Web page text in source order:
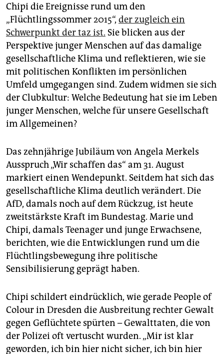
Chipi die Ereignisse rund um den
„Flüchtlingssommer 2015“, der zugleich ein
Schwerpunkt der taz ist. Sie blicken aus der
Perspektive junger Menschen auf das damalige
gesellschaftliche Klima und reflektieren, wie sie
mit politischen Konflikten im persönlichen
Umfeld umgegangen sind. Zudem widmen sie sich
der Clubkultur: Welche Bedeutung hat sie im Leben
junger Menschen, welche für unsere Gesellschaft
im Allgemeinen?
Das zehnjährige Jubiläum von Angela Merkels
Ausspruch „Wir schaffen das“ am 31. August
markiert einen Wendepunkt. Seitdem hat sich das
gesellschaftliche Klima deutlich verändert. Die
AfD, damals noch auf dem Rückzug, ist heute
zweitstärkste Kraft im Bundestag. Marie und
Chipi, damals Teenager und junge Erwachsene,
berichten, wie die Entwicklungen rund um die
Flüchtlingsbewegung ihre politische
Sensibilisierung geprägt haben.
Chipi schildert eindrücklich, wie gerade People of
Colour in Dresden die Ausbreitung rechter Gewalt
gegen Geflüchtete spürten – Gewalttaten, die von
der Polizei oft vertuscht wurden. „Mir ist klar
geworden, ich bin hier nicht sicher, ich bin hier